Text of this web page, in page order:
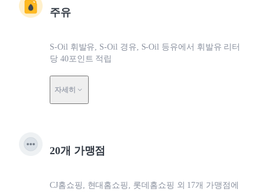
주유
S-Oil 휘발유, S-Oil 경유, S-Oil 등유에서 휘발유 리터
당 40포인트 적립
자세히
20개 가맹점
CJ홈쇼핑, 현대홈쇼핑, 롯데홈쇼핑 외 17개 가맹점에